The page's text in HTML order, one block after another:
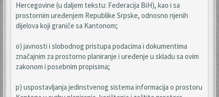
Hercegovine (u daljem tekstu: Federacija BiH), kao i sa
prostornim uređenjem Republike Srpske, odnosno njenih
dijelova koji graniče sa Kantonom;
o) javnosti i slobodnog pristupa podacima i dokumentima
značajnim za prostorno planiranje i uređenje u skladu sa ovim
zakonom i posebnim propisima;
p) uspostavljanja jedinstvenog sistema informacija o prostoru